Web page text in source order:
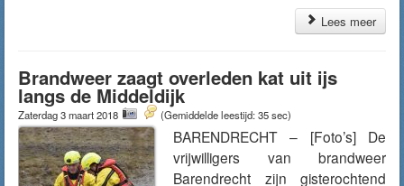
Lees meer
Brandweer zaagt overleden kat uit ijs
langs de Middeldijk
Zaterdag 3 maart 2018 (Gemiddelde leestijd: 35 sec)
BARENDRECHT – [Foto’s] De
vrijwilligers van brandweer
Barendrecht zijn gisterochtend